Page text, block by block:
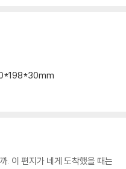
. 이 편지가 네게 도착했을 때는